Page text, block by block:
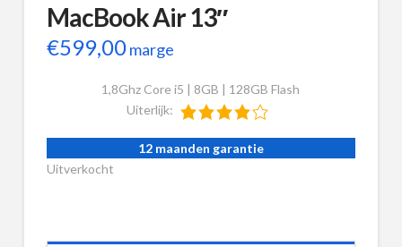
MacBook Air 13″
€599,00marge
1,8Ghz Core i5 | 8GB | 128GB Flash
Uiterlijk:
12 maanden garantie
Uitverkocht